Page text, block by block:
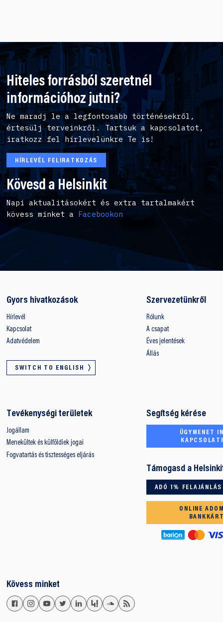
Hiteles forrásból szeretnél
információhoz jutni?
Ne maradj le a legfontosabb történésekről,
értesülj terveinkről. Tartsuk a kapcsolatot,
iratkozz fel hírlevelünkre Te is!
HÍRLEVÉL FELIRATKOZÁS
Kövesd a Helsinkit
Napi aktualitásokért és extra tartalmakért
kövess minket a Facebookon
Gyors hivatkozások
Hírlevél
Kapcsolat
Adatvédelem
SWITCH TO ENGLISH
Szervezetünkről
Rólunk
A csapat
Éves jelentések
Állás
Tevékenységi területek
Jogállam
Menekültek és külföldiek jogai
Fogvatartás és tisztességes eljárás
Segítség kérése
ÜGYMENET
Támogasd a
ADÓ 1% FELAJÁNLÁS
ONLINE
Kövess minket